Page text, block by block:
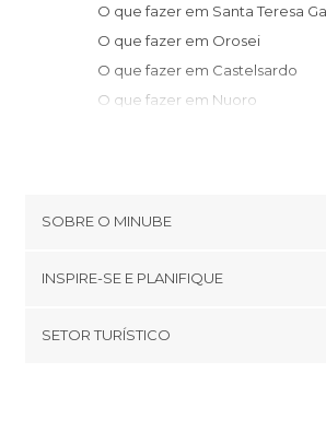
O que fazer em Santa Teresa
O que fazer em Orosei
O que fazer em Castelsardo
O que fazer em Nuoro
O que fazer em Sassari
O que fazer em Baunei
O que fazer em Bosa
SOBRE O MINUBE
Términos e Condições
INSPIRE-SE E PLANIFIQUE
footer@item_discovertips_anchor
SETOR TURÍSTICO